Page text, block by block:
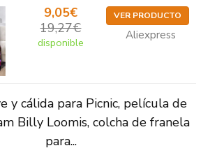
9,05€
19,27€
disponible
VER PRODUCTO
Aliexpress
y cálida para Picnic, película de
Billy Loomis, colcha de franela
para...